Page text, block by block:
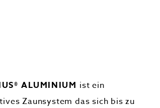
ALUMINIUM ist ein
Zaunsystem das sich bis zu